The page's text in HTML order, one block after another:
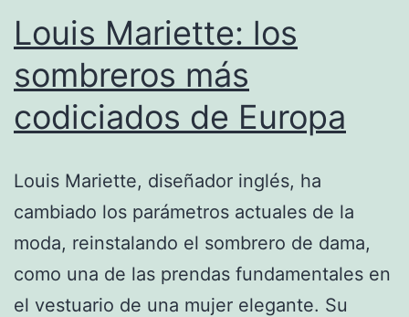
Louis Mariette: los
sombreros más
codiciados de Europa
Louis Mariette, diseñador inglés, ha
cambiado los parámetros actuales de la
moda, reinstalando el sombrero de dama,
como una de las prendas fundamentales en
el vestuario de una mujer elegante. Su